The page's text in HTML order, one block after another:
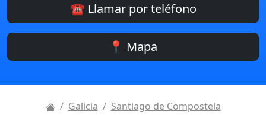
☎️ Llamar por teléfono
📍 Mapa
Galicia
Santiago de Compostela